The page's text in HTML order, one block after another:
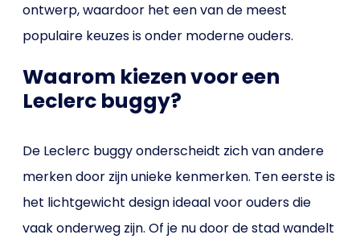
ontwerp, waardoor het een van de meest
populaire keuzes is onder moderne ouders.
Waarom kiezen voor een
Leclerc buggy?
De Leclerc buggy onderscheidt zich van andere
merken door zijn unieke kenmerken. Ten eerste is
het lichtgewicht design ideaal voor ouders die
vaak onderweg zijn. Of je nu door de stad wandelt